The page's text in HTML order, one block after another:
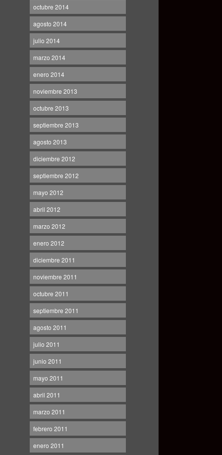
octubre 2014
agosto 2014
julio 2014
marzo 2014
enero 2014
noviembre 2013
octubre 2013
septiembre 2013
agosto 2013
diciembre 2012
septiembre 2012
mayo 2012
abril 2012
marzo 2012
enero 2012
diciembre 2011
noviembre 2011
octubre 2011
septiembre 2011
agosto 2011
julio 2011
junio 2011
mayo 2011
abril 2011
marzo 2011
febrero 2011
enero 2011